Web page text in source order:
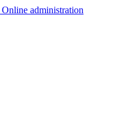
Online administration